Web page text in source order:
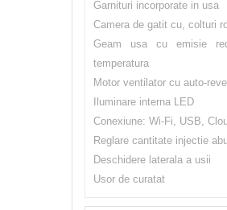
Garnituri incorporate in usa
Camera de gatit cu, colturi
Geam usa cu emisie
temperatura
Motor ventilator cu auto-
Iluminare interna LED
Conexiune: Wi-Fi, USB,
Reglare cantitate injectie
Deschidere laterala a usii
Usor de curatat